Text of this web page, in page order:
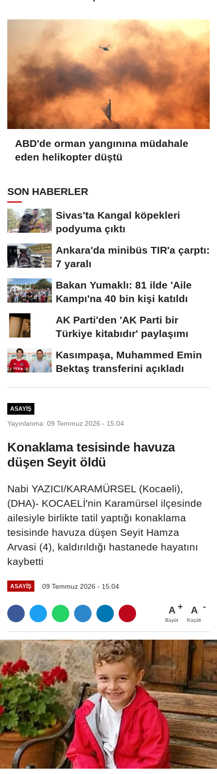
ABD'de orman yangınına müdahale
eden helikopter düştü
SON HABERLER
Sivas'ta Kangal köpekleri
podyuma çıktı
Ankara'da minibüs TIR'a çarptı:
7 yaralı
Bakan Yumaklı: 81 ilde 'Aile
Kampı'na 40 bin kişi katıldı
AK Parti'den 'AK Parti bir
Türkiye kitabıdır' paylaşımı
Kasımpaşa, Muhammed Emin
Bektaş transferini açıkladı
ASAYIŞ
Yayınlanma: 09 Temmuz 2026 - 15:04
Konaklama tesisinde havuza
düşen Seyit öldü
Nabi YAZICI/KARAMÜRSEL (Kocaeli),
(DHA)- KOCAELİ'nin Karamürsel ilçesinde
ailesiyle birlikte tatil yaptığı konaklama
tesisinde havuza düşen Seyit Hamza
Arvasi (4), kaldırıldığı hastanede hayatını
kaybetti
ASAYIŞ 09 Temmuz 2026 - 15:04
A
Büyüt
A
Küçült